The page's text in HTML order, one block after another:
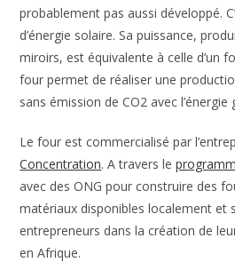
probablement pas aussi développé.
d’énergie solaire. Sa puissance,
miroirs, est équivalente à celle d’un
four permet de réaliser une
sans émission de CO2 avec
Le four est commercialisé par
Concentration. A travers le
avec des ONG pour construire des
matériaux disponibles localement et
entrepreneurs dans la création de
en Afrique.